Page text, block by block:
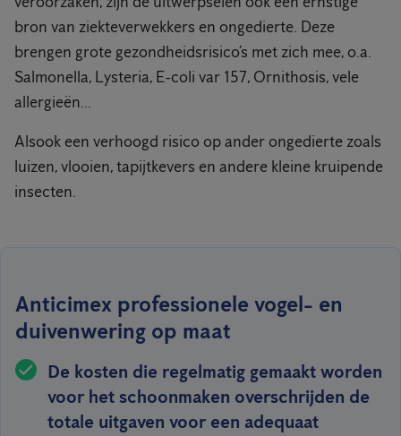
bron van ziekteverwekkers en ongedierte. Deze
brengen grote gezondheidsrisico’s met zich mee, o.a.
Salmonella, Lysteria, E-coli var 157, Ornithosis, vele
allergieën...
Alsook een verhoogd risico op ander ongedierte zoals
luizen, vlooien, tapijtkevers en andere kleine kruipende
insecten.
Anticimex professionele vogel- en
duivenwering op maat
De kosten die regelmatig gemaakt worden
voor het schoonmaken overschrijden de
totale uitgaven voor een adequaat